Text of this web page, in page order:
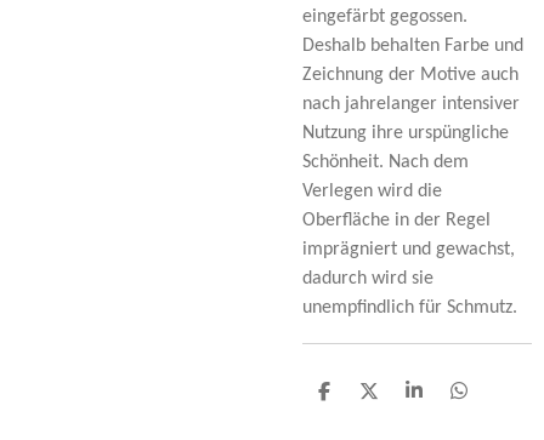
eingefärbt gegossen.
Deshalb behalten Farbe und
Zeichnung der Motive auch
nach jahrelanger intensiver
Nutzung ihre urspüngliche
Schönheit. Nach dem
Verlegen wird die
Oberfläche in der Regel
imprägniert und gewachst,
dadurch wird sie
unempfindlich für Schmutz.
D
D
S
D